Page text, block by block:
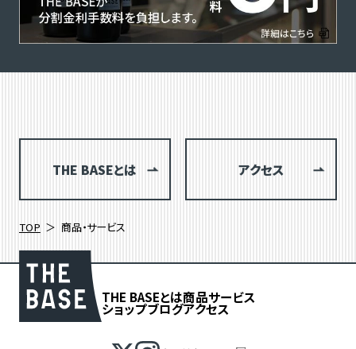
THE BASEとは アクセス
TOP 商品・サービス
THE BASEとは商品サービス
ショップブログアクセス